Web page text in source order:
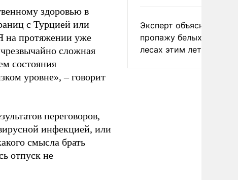
здоровью в
с Турцией или
на протяжении уже
сложная
состояния
уровне», – говорит
переговоров,
инфекцией, или
смысла брать
отпуск не
Эксперт объяснил
пропажу белых грибов
лесах этим летом